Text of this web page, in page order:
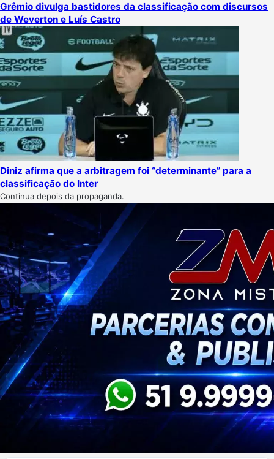
Grêmio divulga bastidores da classificação com discursos
de Weverton e Luís Castro
Diniz afirma que a arbitragem foi “determinante” para a
classificação do Inter
Continua depois da propaganda.